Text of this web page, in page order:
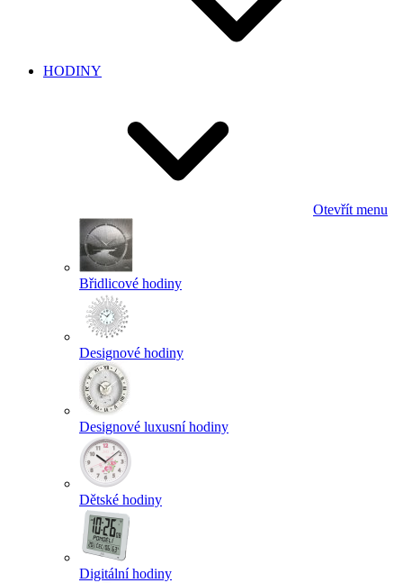
HODINY
Otevřít menu
Břidlicové hodiny
Designové hodiny
Designové luxusní hodiny
Dětské hodiny
Digitální hodiny